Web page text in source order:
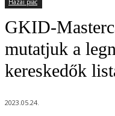
Hazai piac
GKID-
mutatjuk a
kereskedők
2023.05.24.